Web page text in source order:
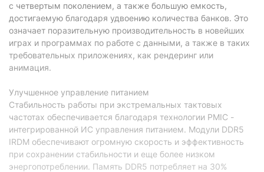
с четвертым поколением, а также большую емкость,
достигаемую благодаря удвоению количества банков. Это
означает поразительную производительность в новейших
играх и программах по работе с данными, а также в таких
требовательных приложениях, как рендеринг или
анимация.
Улучшенное управление питанием
Стабильность работы при экстремальных тактовых
частотах обеспечивается благодаря технологии PMIC -
интегрированной ИС управления питанием. Модули DDR5
IRDM обеспечивают огромную скорость и эффективность
при сохранении стабильности и еще более низком
энергопотреблении. Память DDR5 потребляет на 30%